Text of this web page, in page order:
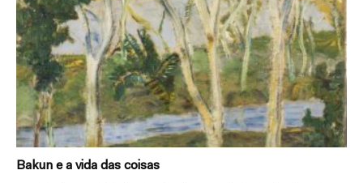
Bakun e a vida das coisas